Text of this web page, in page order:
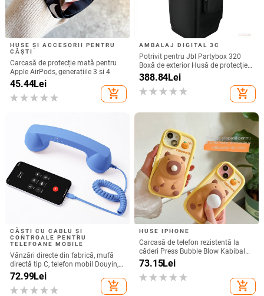
HUSE ȘI ACCESORII PENTRU
CĂȘTI
Carcasă de protecție mată pentru
Apple AirPods, generațiile 3 și 4
45.44Lei
add_shopping_cart
AMBALAJ DIGITAL 3C
Potrivit pentru Jbl Partybox 320
Boxă de exterior Husă de protecție
Stage 320 Audio Trolley Carcasă
anti-praf Husă
388.84Lei
add_shopping_cart
CĂȘTI CU CABLU ȘI
CONTROALE PENTRU
TELEFOANE MOBILE
Vânzări directe din fabrică, mufă
directă tip C, telefon mobil Douyin,
internet celebru, telefon mobil,
microfon electric, port C, căști cu fir,
cască
72.99Lei
add_shopping_cart
HUSE IPHONE
Carcasă de telefon rezistentă la
căderi Press Bubble Blow Kabibala
pentru iPhone 15, pentru Apple 12
13/14Pro Max 11
73.15Lei
add_shopping_cart